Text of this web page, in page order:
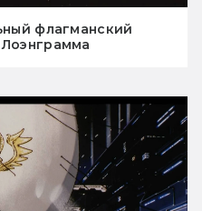
флагманский